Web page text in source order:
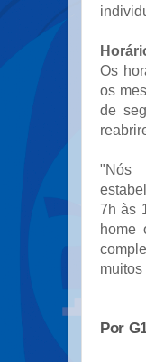
Os
os
de
"Nós
7h às
home
Por